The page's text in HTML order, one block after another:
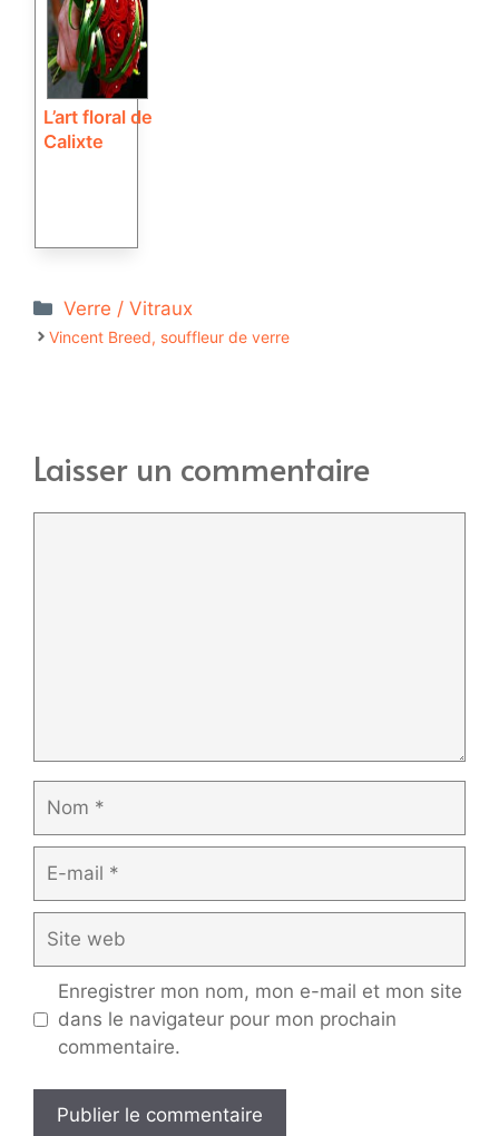
L’art floral de
Calixte
Catégories
Verre / Vitraux
Vincent Breed, souffleur de verre
Laisser un commentaire
mail
web
Enregistrer mon nom, mon e-mail et mon site
dans le navigateur pour mon prochain
commentaire.